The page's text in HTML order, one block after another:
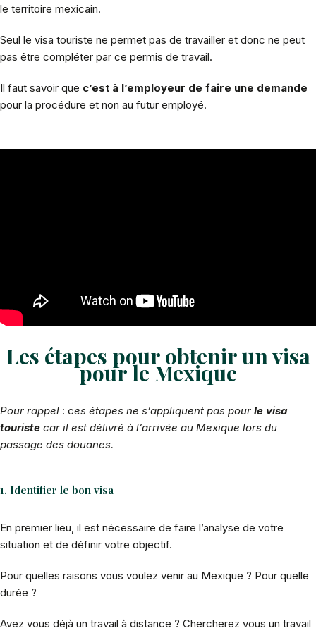
le territoire mexicain.
Seul le visa touriste ne permet pas de travailler et donc ne peut
pas être compléter par ce permis de travail.
Il faut savoir que c’est à l’employeur de faire une demande
pour la procédure et non au futur employé.
Les étapes pour obtenir un visa
pour le Mexique
Pour rappel : ces étapes ne s’appliquent pas pour le visa
touriste car il est délivré à l’arrivée au Mexique lors du
passage des douanes.
1. Identifier le bon visa
En premier lieu, il est nécessaire de faire l’analyse de votre
situation et de définir votre objectif.
Pour quelles raisons vous voulez venir au Mexique ? Pour quelle
durée ?
Avez vous déjà un travail à distance ? Chercherez vous un travail